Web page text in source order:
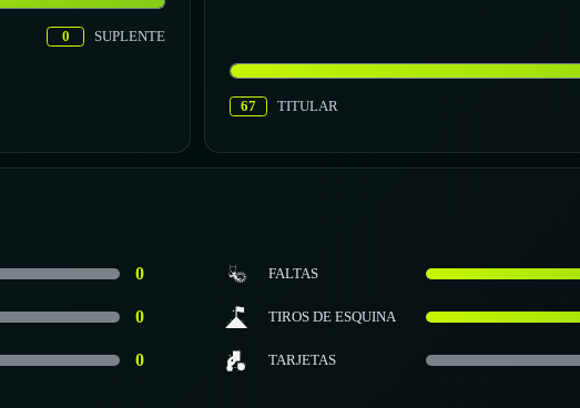
0 SUPLENTE
67 TITULAR
0 FALTAS
0 TIROS DE ESQUINA
0 TARJETAS